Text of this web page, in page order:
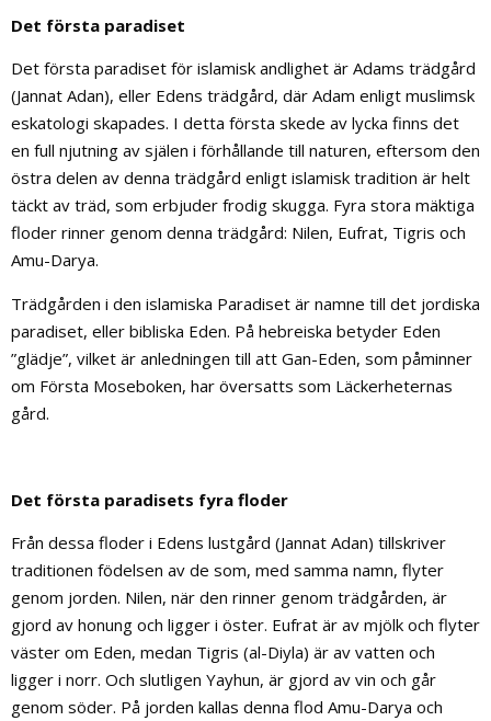
Det första paradiset
Det första paradiset för islamisk andlighet är Adams trädgård
(Jannat Adan), eller Edens trädgård, där Adam enligt muslimsk
eskatologi skapades. I detta första skede av lycka finns det
en full njutning av själen i förhållande till naturen, eftersom den
östra delen av denna trädgård enligt islamisk tradition är helt
täckt av träd, som erbjuder frodig skugga. Fyra stora mäktiga
floder rinner genom denna trädgård: Nilen, Eufrat, Tigris och
Amu-Darya.
Trädgården i den islamiska Paradiset är namne till det jordiska
paradiset, eller bibliska Eden. På hebreiska betyder Eden
”glädje”, vilket är anledningen till att Gan-Eden, som påminner
om Första Moseboken, har översatts som Läckerheternas
gård.
Det första paradisets fyra floder
Från dessa floder i Edens lustgård (Jannat Adan) tillskriver
traditionen födelsen av de som, med samma namn, flyter
genom jorden. Nilen, när den rinner genom trädgården, är
gjord av honung och ligger i öster. Eufrat är av mjölk och flyter
väster om Eden, medan Tigris (al-Diyla) är av vatten och
ligger i norr. Och slutligen Yayhun, är gjord av vin och går
genom söder. På jorden kallas denna flod Amu-Darya och